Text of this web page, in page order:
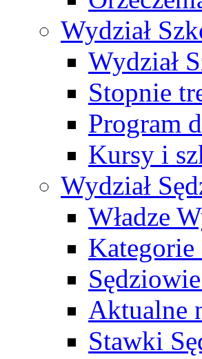
Wydział
Wydział
Stopnie
Program
Kursy i
Wydział
Władze
Kategorie
Aktualne
Stawki